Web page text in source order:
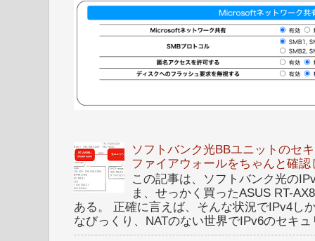
ソフトバンク光BBユニットのセ
ファイアウォールをちゃんと確認
この記事は、ソフトバンク光の
ま、せっかく買ったASUS RT-
ある。 正確に言えば、そんな状況でIPv4し
なびっくり、NATのない世界でIPv6のセキ